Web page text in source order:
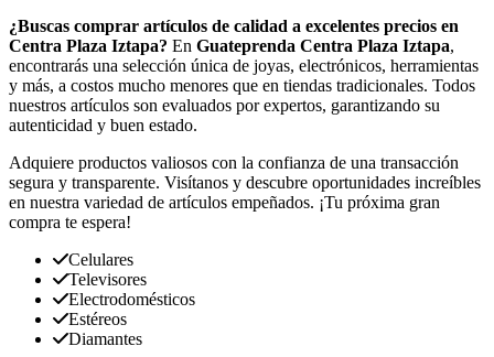
¿Buscas comprar artículos de calidad a excelentes precios en
Centra Plaza Iztapa? En Guateprenda Centra Plaza Iztapa,
encontrarás una selección única de joyas, electrónicos, herramientas
y más, a costos mucho menores que en tiendas tradicionales. Todos
nuestros artículos son evaluados por expertos, garantizando su
autenticidad y buen estado.
Adquiere productos valiosos con la confianza de una transacción
segura y transparente. Visítanos y descubre oportunidades increíbles
en nuestra variedad de artículos empeñados. ¡Tu próxima gran
compra te espera!
Celulares
Televisores
Electrodomésticos
Estéreos
Diamantes